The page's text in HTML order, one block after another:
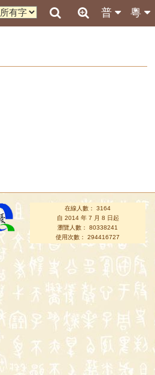
粵
普
在線人數： 3164
自 2014 年 7 月 8 日起
瀏覽人數： 80338241
使用次數： 294416727